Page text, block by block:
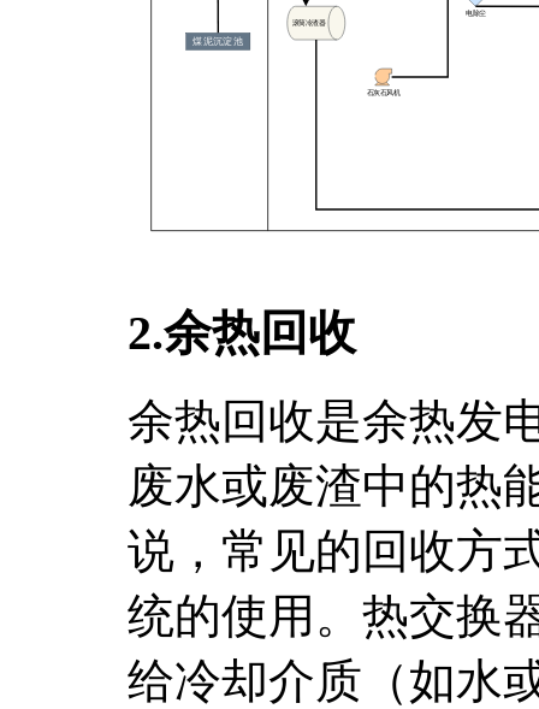
2.余热回收
余热回收是余热发
废水或废渣中的热
说，常见的回收方
统的使用。热交换
给冷却介质（如水